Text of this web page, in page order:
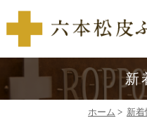
新
ホーム > 新着